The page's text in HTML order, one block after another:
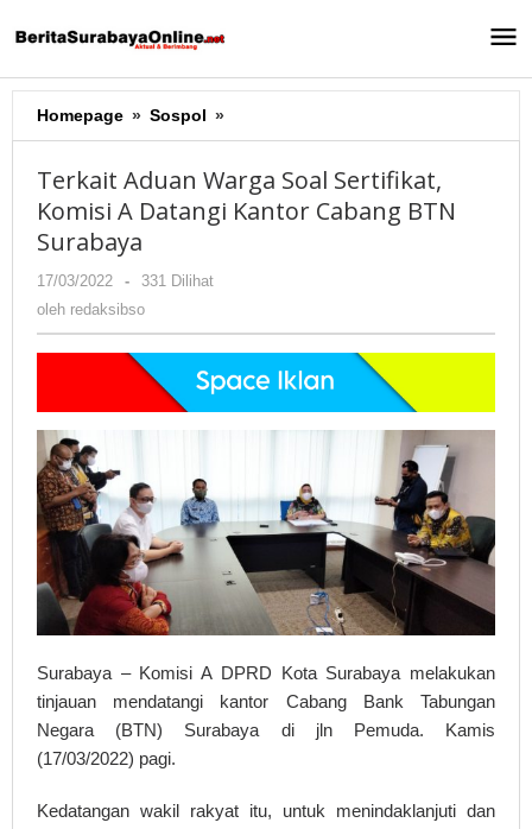
ke
Homepage » Sospol »
Aduan
Soal
Sertifikat,
Cabang
Surabaya
Terkait Aduan Warga Soal Sertifikat,
Komisi A Datangi Kantor Cabang BTN
Surabaya
17/03/2022
oleh
redaksibso
-
331 Dilihat
oleh redaksibso
Surabaya – Komisi A DPRD Kota Surabaya melakukan
tinjauan mendatangi kantor Cabang Bank Tabungan
Negara (BTN) Surabaya di jln Pemuda. Kamis
(17/03/2022) pagi.
Kedatangan wakil rakyat itu, untuk menindaklanjuti dan